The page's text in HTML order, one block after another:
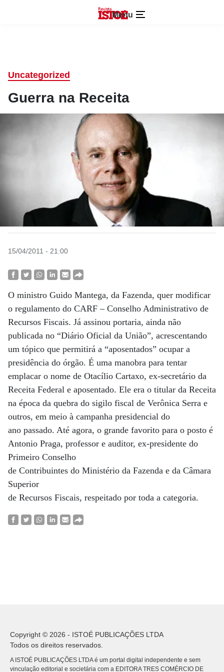
Menu
Uncategorized
Guerra na Receita
15/04/2011 - 21:00
O ministro Guido Mantega, da Fazenda, quer modificar
o regulamento do CARF – Conselho Administrativo de
Recursos Fiscais. Já assinou portaria, ainda não
publicada no “Diário Oficial da União”, acrescentando
um tópico que permitirá a “aposentados” ocupar a
presidência do órgão. É uma manobra para tentar
emplacar o nome de Otacílio Cartaxo, ex-secretário da
Receita Federal e aposentado. Ele era o titular da Receita
na época da quebra do sigilo fiscal de Verônica Serra e
outros, em meio à campanha presidencial do
ano passado. Até agora, o grande favorito para o posto é
Antonio Praga, professor e auditor, ex-presidente do
Primeiro Conselho
de Contribuintes do Ministério da Fazenda e da Câmara
Superior
de Recursos Fiscais, respeitado por toda a categoria.
Copyright © 2026 - ISTOÉ PUBLICAÇÕES LTDA
Todos os direitos reservados.
A ISTOÉ PUBLICAÇÕES LTDA é um portal digital independente e sem
vinculação editorial e societária com a EDITORA TRES COMÉRCIO DE